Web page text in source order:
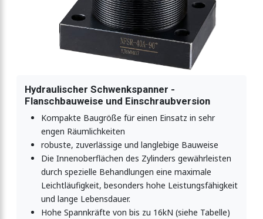
Hydraulischer Schwenkspanner -
Flanschbauweise und Einschraubversion
Kompakte Baugröße für einen Einsatz in sehr
engen Räumlichkeiten
robuste, zuverlässige und langlebige Bauweise
Die Innenoberflächen des Zylinders gewährleisten
durch spezielle Behandlungen eine maximale
Leichtläufigkeit, besonders hohe Leistungsfähigkeit
und lange Lebensdauer.
Hohe Spannkräfte von bis zu 16kN (siehe Tabelle)